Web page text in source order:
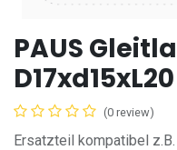
PAUS
(0 review)
Ersatzteil kompatibel